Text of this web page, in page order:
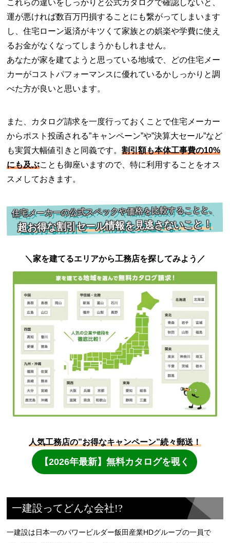
一建設ってどんな会社!?
一建設は日本一のパワービルダー飯田産業HDグループの一員で